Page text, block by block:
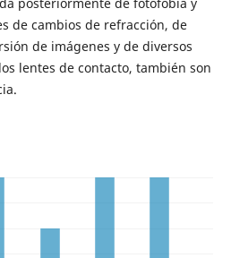
de cambios de refracción, de
de imágenes y de diversos
lentes de contacto, también son